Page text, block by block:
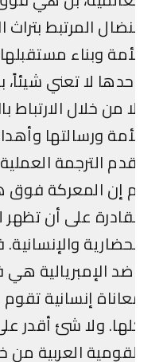
المرتبط بتراث
وبناء مستقبلها
لا تعني شيئاً، بل
من خلال الارتباط
ورسالتها
الترجمة العملية
إن المعركة فوق
على أن تظهر
والإنسانية.
الإمبريالية هي في
إنسانية تقوم
ولا شئ أقدر على
العربية من